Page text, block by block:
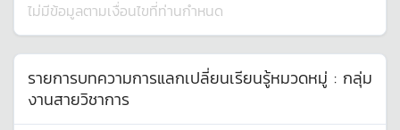
ไม่มีข้อมูลตามเงื่อนไขที่ท่านกำหนด
รายการบทความการแลกเปลี่ยนเรียนรู้หมวดหมู่ : กลุ่ม
งานสายวิชาการ